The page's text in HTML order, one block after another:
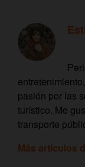
pasión por las
turístico. Me
transporte
Más artículos